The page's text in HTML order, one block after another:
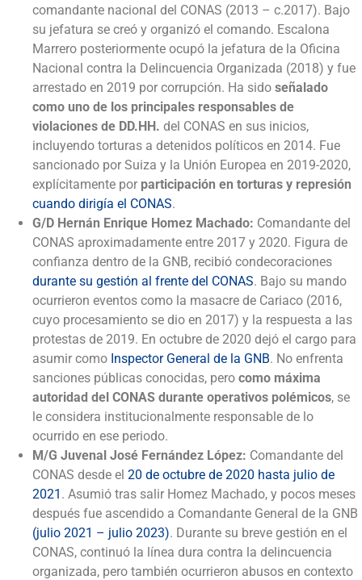
comandante nacional del CONAS (2013 – c.2017). Bajo
su jefatura se creó y organizó el comando. Escalona
Marrero posteriormente ocupó la jefatura de la Oficina
Nacional contra la Delincuencia Organizada (2018) y fue
arrestado en 2019 por corrupción. Ha sido señalado
como uno de los principales responsables de
violaciones de DD.HH. del CONAS en sus inicios,
incluyendo torturas a detenidos políticos en 2014. Fue
sancionado por Suiza y la Unión Europea en 2019-2020,
explícitamente por participación en torturas y represión
cuando dirigía el CONAS.
G/D Hernán Enrique Homez Machado: Comandante del
CONAS aproximadamente entre 2017 y 2020. Figura de
confianza dentro de la GNB, recibió condecoraciones
durante su gestión al frente del CONAS. Bajo su mando
ocurrieron eventos como la masacre de Cariaco (2016,
cuyo procesamiento se dio en 2017) y la respuesta a las
protestas de 2019. En octubre de 2020 dejó el cargo para
asumir como Inspector General de la GNB. No enfrenta
sanciones públicas conocidas, pero como máxima
autoridad del CONAS durante operativos polémicos, se
le considera institucionalmente responsable de lo
ocurrido en ese periodo.
M/G Juvenal José Fernández López: Comandante del
CONAS desde el 20 de octubre de 2020 hasta julio de
2021 . Asumió tras salir Homez Machado, y pocos meses
después fue ascendido a Comandante General de la GNB
(julio 2021 – julio 2023). Durante su breve gestión en el
CONAS, continuó la línea dura contra la delincuencia
organizada, pero también ocurrieron abusos en contexto